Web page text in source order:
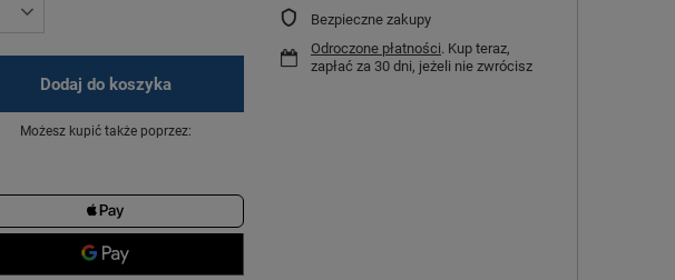
Dodaj do koszyka
Możesz kupić także poprzez:
Bezpieczne zakupy
Odroczone płatności. Kup teraz,
zapłać za 30 dni, jeżeli nie zwrócisz